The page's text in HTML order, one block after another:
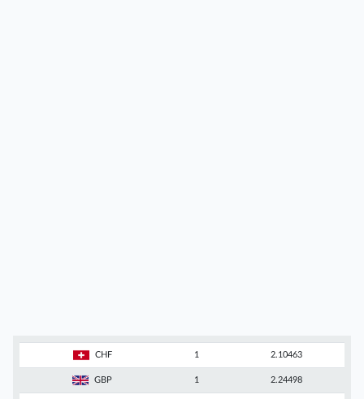
CHF 1 2.10463
GBP 1 2.24498